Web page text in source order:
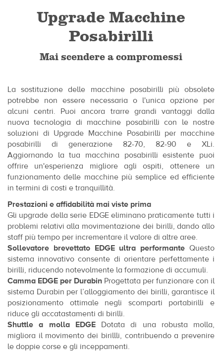
Upgrade Macchine
Posabirilli
Mai scendere a compromessi
La sostituzione delle macchine posabirilli più obsolete
potrebbe non essere necessaria o l'unica opzione per
alcuni centri. Puoi ancora trarre grandi vantaggi dalla
nuova tecnologia di macchine posabirilli con le nostre
soluzioni di Upgrade Macchine Posabirilli per macchine
posabirilli di generazione 82-70, 82-90 e XLi.
Aggiornando la tua macchina posabirilli esistente puoi
offrire un'esperienza migliore agli ospiti, ottenere un
funzionamento delle macchine più semplice ed efficiente
in termini di costi e tranquillità.
Prestazioni e affidabilità mai viste prima
Gli upgrade della serie EDGE eliminano praticamente tutti i
problemi relativi alla movimentazione dei birilli, dando allo
staff più tempo per incrementare il valore di altre aree.
Sollevatore brevettato EDGE ultra performante Questo
sistema innovativo consente di orientare perfettamente i
birilli, riducendo notevolmente la formazione di accumuli.
Camma EDGE per Durabin Progettata per funzionare con il
sistema Durabin per l’alloggiamento dei birilli, garantisce il
posizionamento ottimale negli scomparti portabirilli e
riduce gli accatastamenti di birilli.
Shuttle a molla EDGEDotata di una robusta molla,
migliora il movimento dei birillli, contribuendo a prevenire
le doppie corse e gli inceppamenti.